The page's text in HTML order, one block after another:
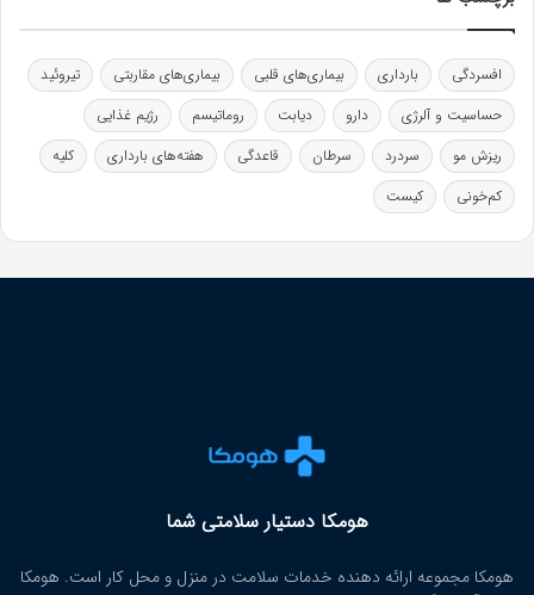
افسردگی بارداری بیماری‌های قلبی بیماری‌های مقاربتی
تیروئید
حساسیت و آلرژی
دارو دیابت روماتیسم
رژیم غذایی
ریزش مو
سردرد سرطان قاعدگی هفته‌های بارداری
کلیه
کم‌خونی
کیست
هومکا دستیار سلامتی شما
هومکا مجموعه ارائه‌ دهنده خدمات سلامت در منزل و محل کار است. هومکا